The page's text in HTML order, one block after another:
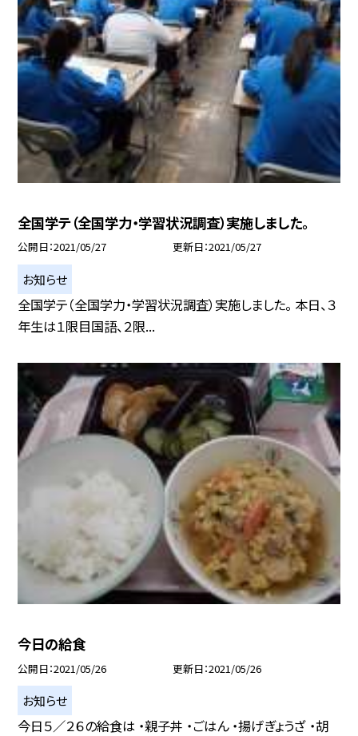
全国学テ（全国学力・学習状況調査）実施しました。
公開日 2021/05/27 更新日 2021/05/27
お知らせ
全国学テ（全国学力・学習状況調査）実施しました。 本日、３
年生は１限目国語、２限...
今日の給食
公開日 2021/05/26 更新日 2021/05/26
お知らせ
今日５／２６の給食は ・親子丼 ・ごはん ・揚げぎょうざ ・胡